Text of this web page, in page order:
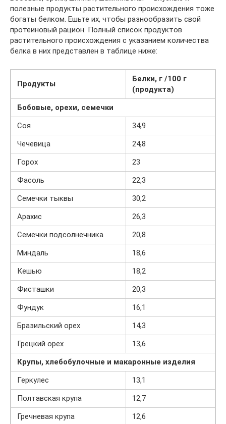
полезные продукты растительного происхождения тоже
богаты белком. Ешьте их, чтобы разнообразить свой
протеиновый рацион. Полный список продуктов
растительного происхождения с указанием количества
белка в них представлен в таблице ниже:
Продукты
Белки, г /100 г
(продукта)
Бобовые, орехи, семечки
Соя
34,9
Чечевица
24,8
Горох
23
Фасоль
22,3
Семечки тыквы
30,2
Арахис
26,3
Семечки подсолнечника
20,8
Миндаль
18,6
Кешью
18,2
Фисташки
20,3
Фундук
16,1
Бразильский орех
14,3
Грецкий орех
13,6
Крупы, хлебобулочные и макаронные изделия
Геркулес
13,1
Полтавская крупа
12,7
Гречневая крупа
12,6